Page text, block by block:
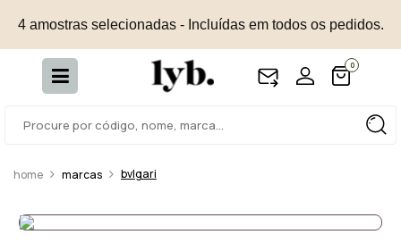
4 amostras selecionadas - Incluídas em todos os pedidos.
0
marcas bvlgari